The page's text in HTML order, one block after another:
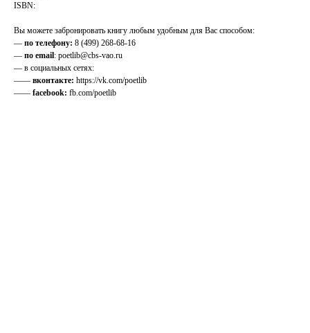
ISBN:
Вы можете забронировать книгу любым удобным для Вас способом:
— по телефону: 8 (499) 268-68-16
— по email: poetlib@cbs-vao.ru
— в социальных сетях:
—— вконтакте: https://vk.com/poetlib
—— facebook: fb.com/poetlib